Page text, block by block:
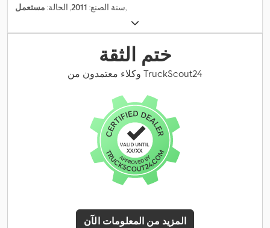
سنة الصنع: 2011, الحالة: مستعمل ,
ختم الثقة
وكلاء معتمدون من TruckScout24
المزيد من المعلومات الآن